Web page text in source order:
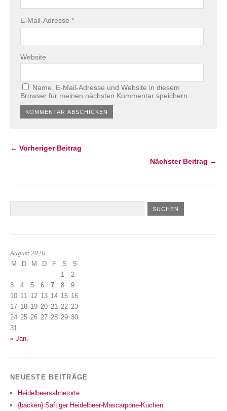
E-Mail-Adresse *
Website
Name, E-Mail-Adresse und Website in diesem
Browser für meinen nächsten Kommentar speichern.
← Vorheriger Beitrag
Nächster Beitrag →
August 2026
M D M D F S
S
1
2
3
4 5 6 7 8
9
10 11 12 13 14 15 16
17 18 19 20 21 22 23
24 25 26 27 28 29 30
31
« Jan.
NEUESTE BEITRÄGE
Heidelbeersahnetorte
{backen} Saftiger Heidelbeer-Mascarpone-Kuchen